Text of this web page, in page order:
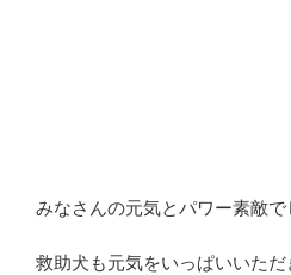
みなさんの元気とパワー素敵で
救助犬も元気をいっぱいいただ